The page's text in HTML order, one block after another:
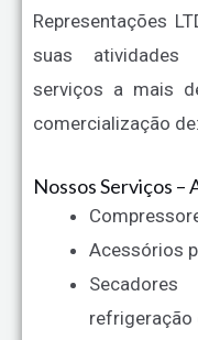
Representações
suas atividades
serviços a mais
comercialização de:
Nossos Serviços –
Acessórios
refrigeração